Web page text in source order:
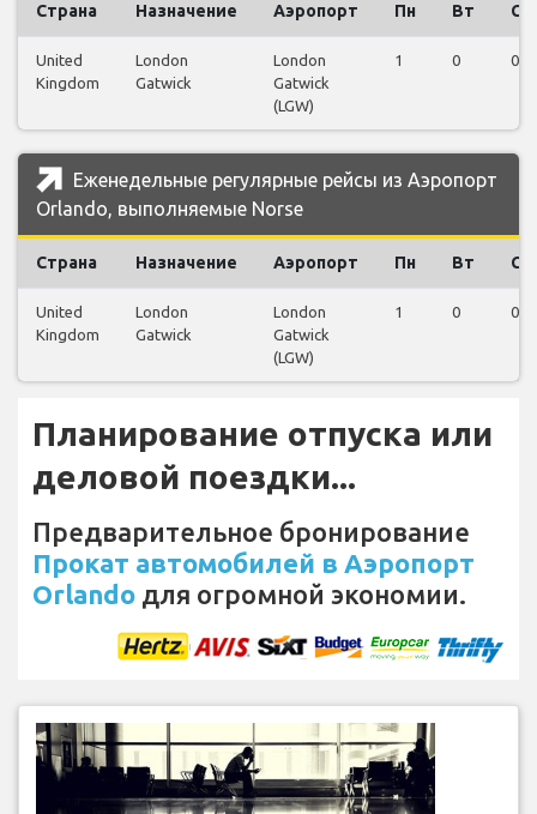
Страна Назначение Аэропорт Пн Вт Ср
United
Kingdom
London
Gatwick
London
Gatwick
(LGW)
1 0 0
Еженедельные регулярные рейсы из Аэропорт
Orlando, выполняемые Norse
Страна Назначение Аэропорт Пн Вт Ср
United
Kingdom
London
Gatwick
London
Gatwick
(LGW)
1 0 0
Планирование отпуска или
деловой поездки...
Предварительное бронирование
Прокат автомобилей в Аэропорт
Orlando для огромной экономии.